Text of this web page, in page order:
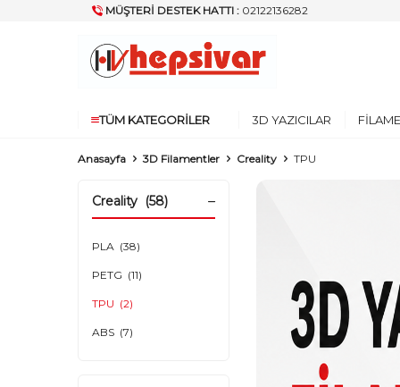
MÜŞTERI DESTEK HATTI : 02122136282
TÜM KATEGORILER 3D YAZICILAR
Anasayfa 3D Filamentler Creality TPU
Creality (58)
PLA (38)
PETG (11)
TPU (2)
ABS (7)